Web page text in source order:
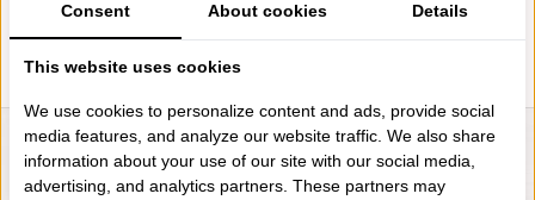
LIENSLINNENWINKEL.NL
VRAGEN? BEL DAN
Consent About cookies Details
This website uses cookies
We use cookies to personalize content and ads, provide social
media features, and analyze our website traffic. We also share
information about your use of our site with our social media,
advertising, and analytics partners. These partners may